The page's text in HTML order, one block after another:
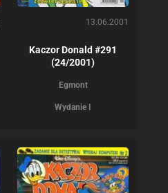
13.06.2001
Kaczor Donald #291
(24/2001)
Egmont
Wydanie I